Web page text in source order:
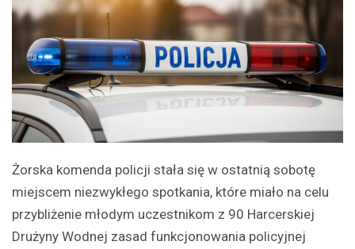
Żorska komenda policji stała się w ostatnią sobotę
miejscem niezwykłego spotkania, które miało na celu
przybliżenie młodym uczestnikom z 90 Harcerskiej
Drużyny Wodnej zasad funkcjonowania policyjnej